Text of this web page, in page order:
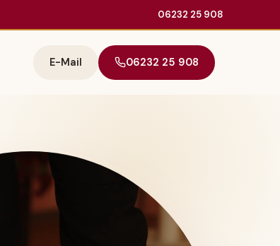
06232 25 908
E-Mail 06232 25 908